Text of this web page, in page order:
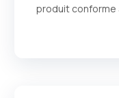
produit conforme